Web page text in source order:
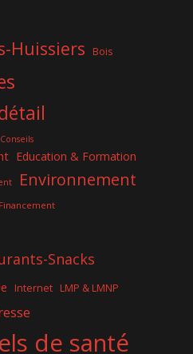
Huissiers Bois
Conseils
Education & Formation
Environnement
Financement
Snacks
Internet LMP & LMNP
de santé